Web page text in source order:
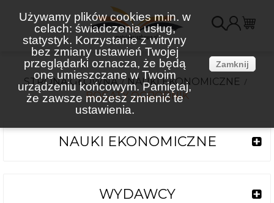
Używamy plików cookies m.in. w
celach: świadczenia usług,
statystyk. Korzystanie z witryny
bez zmiany ustawień Twojej
przeglądarki oznacza, że będą
one umieszczane w Twoim
urządzeniu końcowym. Pamiętaj,
że zawsze możesz zmienić te
ustawienia.
Zamknij
STRONA GŁÓWNA
NAUKI EKONOMICZNE
BOGATY OGRODNIK
NAUKI EKONOMICZNE
WYDAWCY